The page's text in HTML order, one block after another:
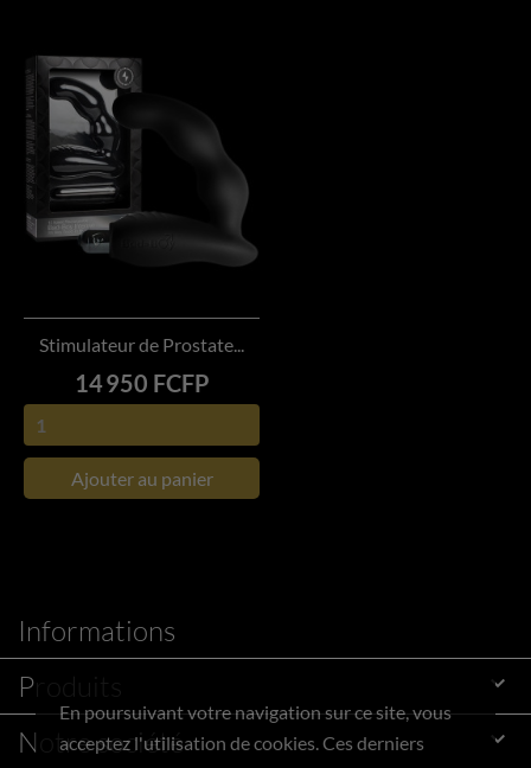
En poursuivant votre navigation sur ce site, vous
acceptez l'utilisation de cookies. Ces derniers
Stimulateur de Prostate...
Prix
14 950 FCFP
Ajouter au panier
Informations
Produits

Notre société 